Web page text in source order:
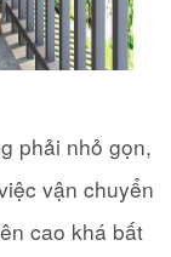
phải nhỏ gọn,
vận chuyển
cao khá bất